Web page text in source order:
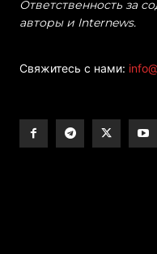
Ответственность за
авторы и Internews.
Свяжитесь с нами: